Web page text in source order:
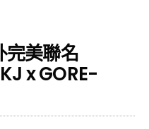
完美聯名
x GORE-